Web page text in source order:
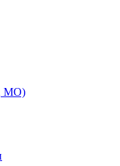
МО)